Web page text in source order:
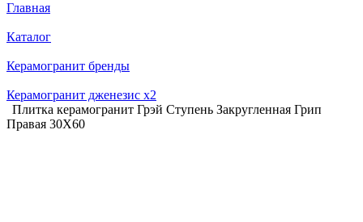
Главная
Каталог
Керамогранит бренды
Керамогранит дженезис x2
Плитка керамогранит Грэй Ступень Закругленная Грип
Правая 30X60